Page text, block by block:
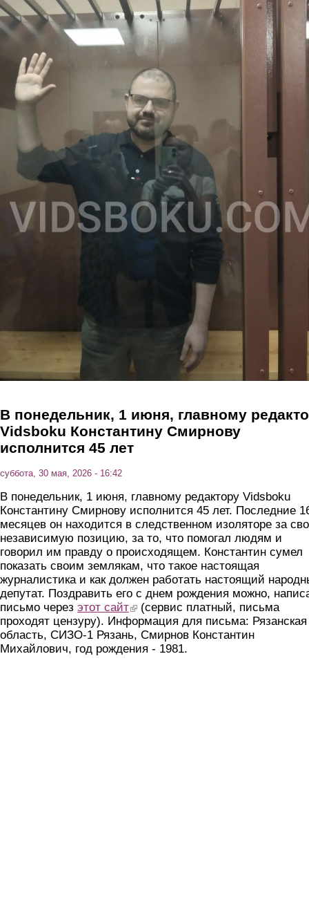
Перейти к основному содержанию
В понедельник, 1 июня, главному
Vidsboku Константину Смирнову
исполнится 45 лет
суббота, 30 мая, 2026 - 16:42
В понедельник, 1 июня, главному редактору Vidsboku
Константину Смирнову исполнится 45 лет. Последние
месяцев он находится в следственном изоляторе за
независимую позицию, за то, что помогал людям и
говорил им правду о происходящем. Константин сумел
показать своим землякам, что такое настоящая
журналистика и как должен работать настоящий
депутат. Поздравить его с днем рождения можно,
письмо через этот сайт(link is external)
(сервис платный, письма
проходят цензуру). Информация для письма: Рязанская
область, СИЗО-1 Рязань, Смирнов Константин
Михайлович, год рождения - 1981.